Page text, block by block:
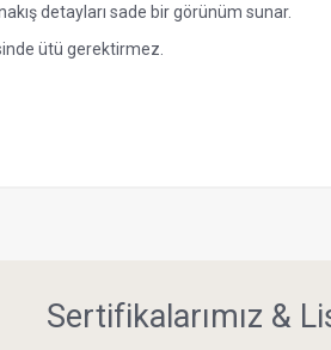
detayları sade bir görünüm sunar.
ütü gerektirmez.
Sertifikalarımız &